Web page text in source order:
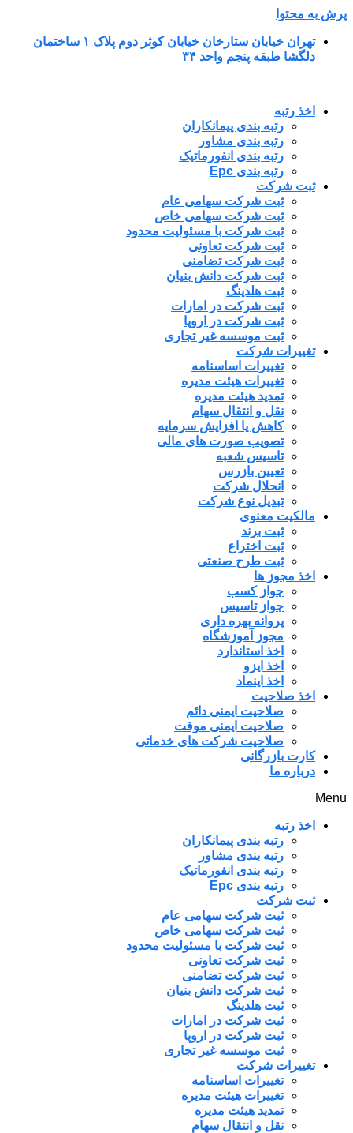
پرش به محتوا
تهران خیابان ستارخان خیابان کوثر دوم پلاک ۱ ساختمان
دلگشا طبقه پنجم واحد ۳۴
اخذ رتبه
رتبه بندی پیمانکاران
رتبه بندی مشاور
رتبه بندی انفورماتیک
رتبه بندی Epc
ثبت شرکت
ثبت شرکت سهامی عام
ثبت شرکت سهامی خاص
ثبت شرکت با مسئولیت محدود
ثبت شرکت تعاونی
ثبت شرکت تضامنی
ثبت شرکت دانش بنیان
ثبت هلدینگ
ثبت شرکت در امارات
ثبت شرکت در اروپا
ثبت موسسه غیر تجاری
تغییرات شرکت
تغییرات اساسنامه
تغییرات هیئت مدیره
تمدید هیئت مدیره
نقل و انتقال سهام
کاهش یا افزایش سرمایه
تصویب صورت های مالی
تاسیس شعبه
تعیین بازرس
انحلال شرکت
تبدیل نوع شرکت
مالکیت معنوی
ثبت برند
ثبت اختراع
ثبت طرح صنعتی
اخذ مجوز ها
جواز کسب
جواز تاسیس
پروانه بهره داری
مجوز آموزشگاه
اخذ استاندارد
اخذ ایزو
اخذ اینماد
اخذ صلاحیت
صلاحیت ایمنی دائم
صلاحیت ایمنی موقت
صلاحیت شرکت های خدماتی
کارت بازرگانی
درباره ما
Menu
اخذ رتبه
رتبه بندی پیمانکاران
رتبه بندی مشاور
رتبه بندی انفورماتیک
رتبه بندی Epc
ثبت شرکت
ثبت شرکت سهامی عام
ثبت شرکت سهامی خاص
ثبت شرکت با مسئولیت محدود
ثبت شرکت تعاونی
ثبت شرکت تضامنی
ثبت شرکت دانش بنیان
ثبت هلدینگ
ثبت شرکت در امارات
ثبت شرکت در اروپا
ثبت موسسه غیر تجاری
تغییرات شرکت
تغییرات اساسنامه
تغییرات هیئت مدیره
تمدید هیئت مدیره
نقل و انتقال سهام